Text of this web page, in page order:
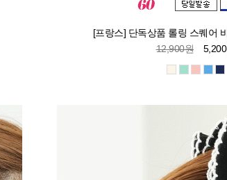
[프랑스] 단독상품 롤링 스퀘어
12,900원